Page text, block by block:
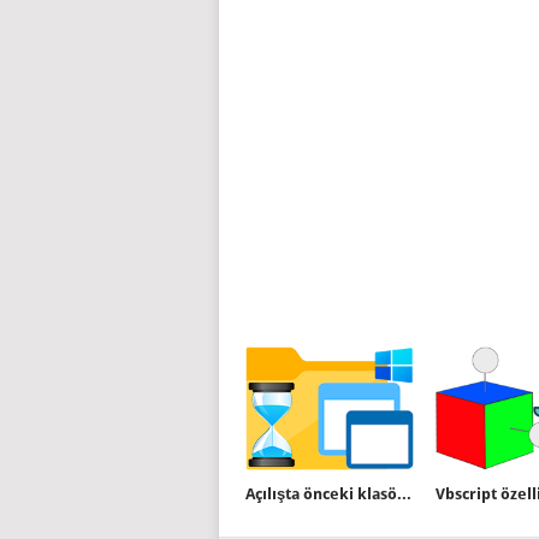
Açılışta önceki klasör pencereleri geri yüklensin